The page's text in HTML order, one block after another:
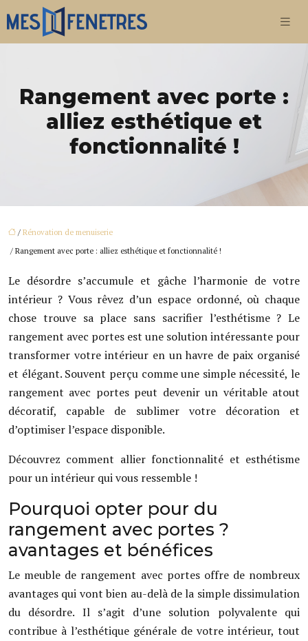
Rangement avec porte :
alliez esthétique et
fonctionnalité !
/ Rénovation de menuiserie
/ Rangement avec porte : alliez esthétique et fonctionnalité !
Le désordre s’accumule et gâche l’harmonie de votre
intérieur ? Vous rêvez d’un espace ordonné, où chaque
chose trouve sa place sans sacrifier l’esthétisme ? Le
rangement avec portes est une solution intéressante pour
transformer votre intérieur en un havre de paix organisé
et élégant. Souvent perçu comme une simple nécessité, le
rangement avec portes peut devenir un véritable atout
décoratif, capable de sublimer votre décoration et
d’optimiser l’espace disponible.
Découvrez comment allier fonctionnalité et esthétisme
pour un intérieur qui vous ressemble !
Pourquoi opter pour du
rangement avec portes ?
avantages et bénéfices
Le meuble de rangement avec portes offre de nombreux
avantages qui vont bien au-delà de la simple dissimulation
du désordre. Il s’agit d’une solution polyvalente qui
contribue à l’esthétique générale de votre intérieur, tout